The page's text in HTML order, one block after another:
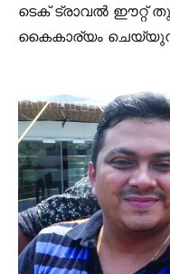
ടെക് ട്രാവൽ ഈറ്റ്
കൈകാര്യം